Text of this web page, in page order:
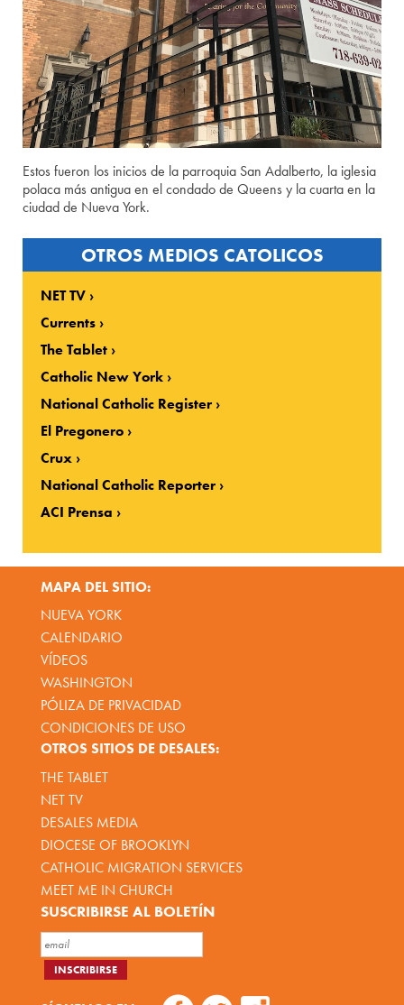
Estos fueron los inicios de la parroquia San Adalberto, la iglesia
polaca más antigua en el condado de Queens y la cuarta en la
ciudad de Nueva York.
OTROS MEDIOS CATOLICOS
NET TV
Currents
The Tablet
Catholic New York
National Catholic Register
El Pregonero
Crux
National Catholic Reporter
ACI Prensa
MAPA DEL SITIO:
NUEVA YORK
CALENDARIO
VÍDEOS
WASHINGTON
PÓLIZA DE PRIVACIDAD
CONDICIONES DE USO
OTROS SITIOS DE DESALES:
THE TABLET
NET TV
DESALES MEDIA
DIOCESE OF BROOKLYN
CATHOLIC MIGRATION SERVICES
MEET ME IN CHURCH
SUSCRIBIRSE AL BOLETÍN